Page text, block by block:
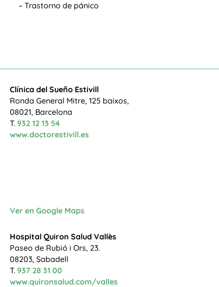
– Trastorno de pánico
Clínica del Sueño Estivill
Ronda General Mitre, 125 baixos,
08021, Barcelona
T. 932 12 13 54
www.doctorestivill.es
Ver en Google Maps
Hospital Quiron Salud Vallès
Paseo de Rubió i Ors, 23.
08203, Sabadell
T. 937 28 31 00
www.quironsalud.com/valles